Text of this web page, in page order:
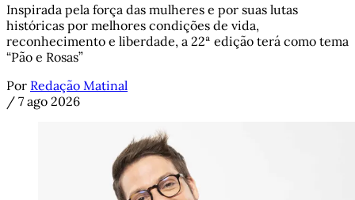
Inspirada pela força das mulheres e por suas lutas
históricas por melhores condições de vida,
reconhecimento e liberdade, a 22ª edição terá como tema
“Pão e Rosas”
Por Redação Matinal
/ 7 ago 2026